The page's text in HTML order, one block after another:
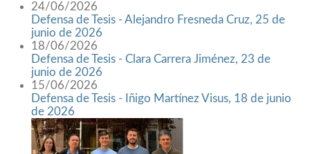
24/06/2026
Defensa de Tesis - Alejandro Fresneda Cruz, 25 de
junio de 2026
18/06/2026
Defensa de Tesis - Clara Carrera Jiménez, 23 de
junio de 2026
15/06/2026
Defensa de Tesis - Iñigo Martínez Visus, 18 de junio
de 2026